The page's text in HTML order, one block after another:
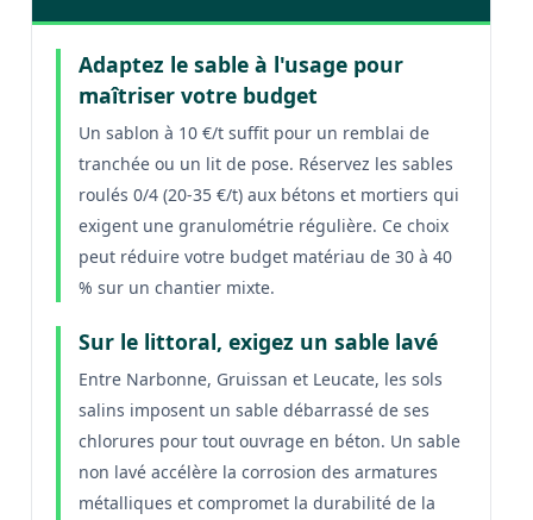
Adaptez le sable à l'usage pour
maîtriser votre budget
Un sablon à 10 €/t suffit pour un remblai de
tranchée ou un lit de pose. Réservez les sables
roulés 0/4 (20-35 €/t) aux bétons et mortiers qui
exigent une granulométrie régulière. Ce choix
peut réduire votre budget matériau de 30 à 40
% sur un chantier mixte.
Sur le littoral, exigez un sable lavé
Entre Narbonne, Gruissan et Leucate, les sols
salins imposent un sable débarrassé de ses
chlorures pour tout ouvrage en béton. Un sable
non lavé accélère la corrosion des armatures
métalliques et compromet la durabilité de la